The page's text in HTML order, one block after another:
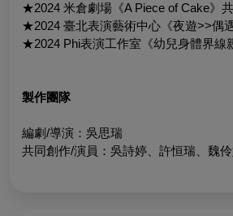
★2024 米倉劇場《A Piece of Cake》
★2024 臺北表演藝術中心《夜遊>>偶
★2024 Phi表演工作室《幼兒身體界線
製作團隊
編劇/導演：吳思瑞
共同創作/演員：吳詩婷、許恒瑞、魏伶